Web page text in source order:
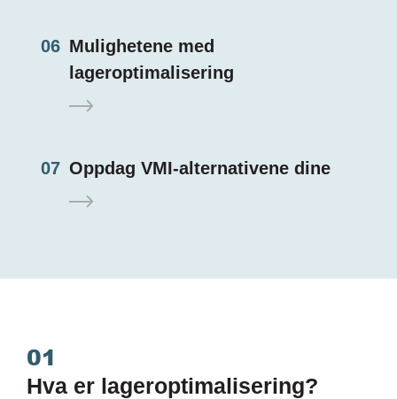
06 Mulighetene med
lageroptimalisering
07 Oppdag VMI-alternativene dine
01
Hva er lageroptimalisering?